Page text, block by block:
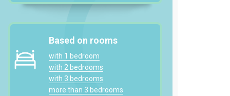
Based on rooms
with 1 bedroom
with 2 bedrooms
with 3 bedrooms
more than 3 bedrooms